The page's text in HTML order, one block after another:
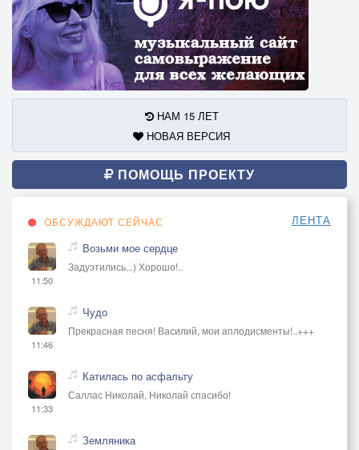
НАМ 15 ЛЕТ
НОВАЯ ВЕРСИЯ
ПОМОЩЬ ПРОЕКТУ
ОБСУЖДАЮТ СЕЙЧАС ЛЕНТА
11:50
Возьми мое сердце
Задуэтились...) Хорошо!..
11:46
Чудо
Прекрасная песня! Василий, мои аплодисменты!..+++
11:33
Катилась по асфальту
Саллас Николай, Николай спасибо!
Земляника